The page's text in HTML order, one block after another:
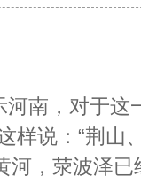
南，对于
样说：“荆山
河，荥波泽